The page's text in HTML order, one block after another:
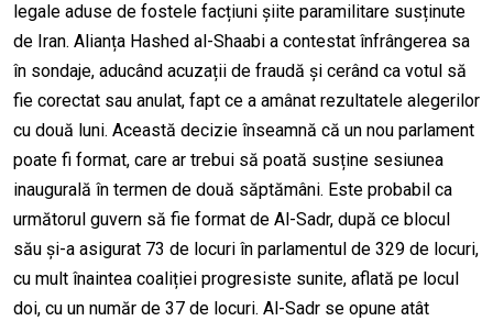
legale aduse de fostele facțiuni șiite paramilitare susținute
de Iran. Alianța Hashed al-Shaabi a contestat înfrângerea sa
în sondaje, aducând acuzații de fraudă și cerând ca votul să
fie corectat sau anulat, fapt ce a amânat rezultatele alegerilor
cu două luni. Această decizie înseamnă că un nou parlament
poate fi format, care ar trebui să poată susține sesiunea
inaugurală în termen de două săptămâni. Este probabil ca
următorul guvern să fie format de Al-Sadr, după ce blocul
său și-a asigurat 73 de locuri în parlamentul de 329 de locuri,
cu mult înaintea coaliției progresiste sunite, aflată pe locul
doi, cu un număr de 37 de locuri. Al-Sadr se opune atât